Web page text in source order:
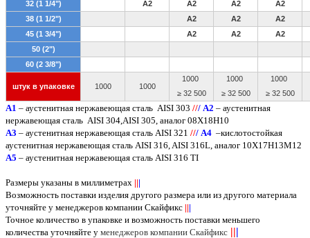
32 (1 1/4")
A2 A2 A2
A2
38 (1 1/2")
A2 A2
A2
45 (1 3/4")
A2 A2
A2
50 (2")
60 (2 3/8")
штук в упаковке 1000 1000
1000 1000
1000
≥ 32 500
≥ 32 500 ≥ 32 500
A1 – аустенитная нержавеющая сталь AISI 303 /// А2 – аустенитная
нержавеющая сталь AISI 304, AISI 305, аналог 08Х18Н10
А3 – аустенитная нержавеющая сталь AISI 321 /// А4 –кислотостойкая
аустенитная нержавеющая сталь AISI 316, AISI 316L , аналог 10Х17Н13М12
А5 – аустенитная нержавеющая сталь AISI 316 TI
Размеры указаны в миллиметрах |||
Возможность поставки изделия другого размера или из другого материала
уточняйте у менеджеров компании Скайфикс |||
Точное количество в упаковке и возможность поставки меньшего
количества уточняйте у менеджеров компании Скайфикс |||